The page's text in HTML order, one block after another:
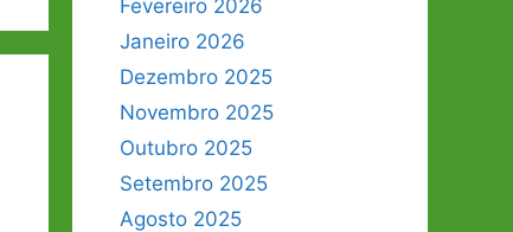
Fevereiro 2026
Janeiro 2026
Dezembro 2025
Novembro 2025
Outubro 2025
Setembro 2025
Agosto 2025